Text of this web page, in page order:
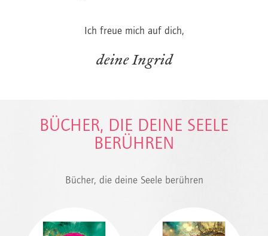
Ich freue mich auf dich,
deine Ingrid
BÜCHER, DIE DEINE SEELE
BERÜHREN
Bücher, die deine Seele berühren